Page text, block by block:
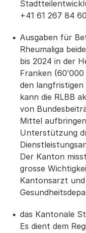
+41 61 267 84
Ausgaben für
Rheumaliga
bis 2024 in der
Franken
den
kann die RLBB
von
Mittel
Unterstützung
Der Kanton
grosse
Kantonsarzt
das Kantonale
Es dient dem